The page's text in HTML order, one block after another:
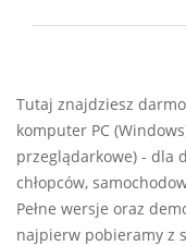
Tutaj znajdziesz
komputer PC
przeglądarkowe) - dla
chłopców,
Pełne wersje oraz
najpierw pobieramy z